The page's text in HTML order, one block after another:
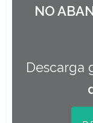
NO
Descarga